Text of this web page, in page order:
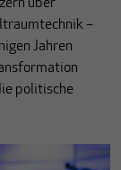
über
–
Jahren
politische